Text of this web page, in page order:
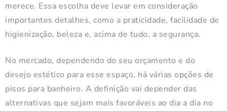
merece. Essa escolha deve levar em consideração
importantes detalhes, como a praticidade, facilidade de
higienização, beleza e, acima de tudo, a segurança.
No mercado, dependendo do seu orçamento e do
desejo estético para esse espaço, há várias opções de
pisos para banheiro. A definição vai depender das
alternativas que sejam mais favoráveis ao dia a dia no